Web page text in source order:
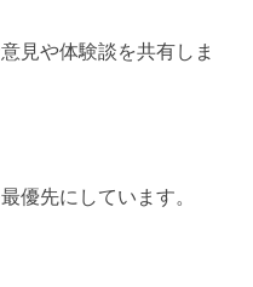
見や体験談を共有しま
優先にしています。